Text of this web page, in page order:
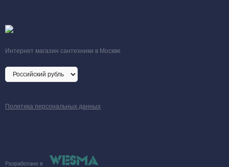
Интернет магазин сантехники в Москве
Политика персональных данных
Разработано в